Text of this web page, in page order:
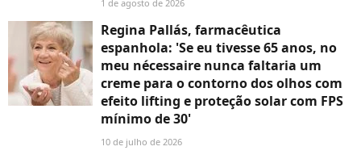
1 de agosto de 2026
Regina Pallás, farmacêutica
espanhola: 'Se eu tivesse 65 anos, no
meu nécessaire nunca faltaria um
creme para o contorno dos olhos com
efeito lifting e proteção solar com FPS
mínimo de 30'
10 de julho de 2026